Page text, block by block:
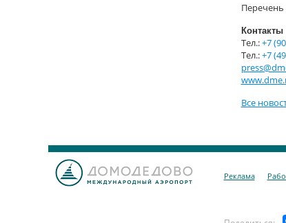
Тел.:+7
Тел.:+7
Все
Реклама